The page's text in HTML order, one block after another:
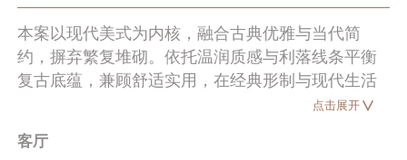
本案以现代美式为内核，融合古典优雅与当代简
约，摒弃繁复堆砌。依托温润质感与利落线条平衡
复古底蕴，兼顾舒适实用，在经典形制与现代生活
点击展开
客厅